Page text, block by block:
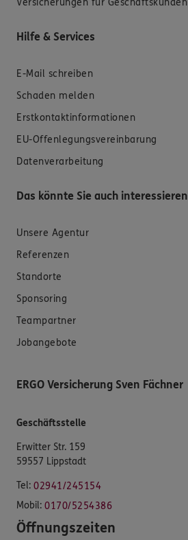
Versicherungen für Geschäftskunden
Hilfe & Services
E-Mail schreiben
Schaden melden
Erstkontaktinformationen
EU-Offenlegungsvereinbarung
Datenverarbeitung
Das könnte Sie auch interessieren
Unsere Agentur
Referenzen
Standorte
Sponsoring
Teampartner
Jobangebote
ERGO Versicherung Sven Fächner
Geschäftsstelle
Erwitter Str. 159
59557 Lippstadt
Tel: 02941/245154
Mobil: 0170/5254386
Öffnungszeiten